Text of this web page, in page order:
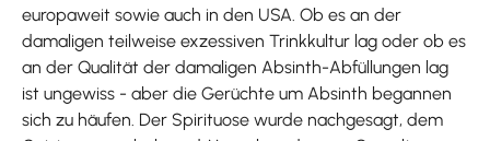
europaweit sowie auch in den USA. Ob es an der
damaligen teilweise exzessiven Trinkkultur lag oder ob es
an der Qualität der damaligen Absinth-Abfüllungen lag
ist ungewiss - aber die Gerüchte um Absinth begannen
sich zu häufen. Der Spirituose wurde nachgesagt, dem